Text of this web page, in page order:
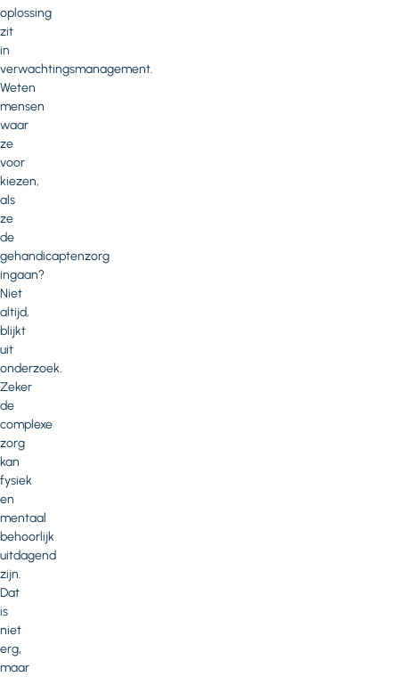
oplossing
zit
in
verwachtingsmanagement.
Weten
mensen
waar
ze
voor
kiezen,
als
ze
de
gehandicaptenzorg
ingaan?
Niet
altijd,
blijkt
uit
onderzoek.
Zeker
de
complexe
zorg
kan
fysiek
en
mentaal
behoorlijk
uitdagend
zijn.
Dat
is
niet
erg,
maar